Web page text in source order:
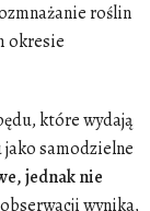
roślin
okresie
które wydają
samodzielne
jednak nie
wynika,